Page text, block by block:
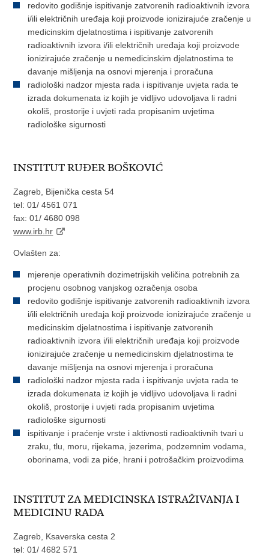
redovito godišnje ispitivanje zatvorenih radioaktivnih izvora
i/ili električnih uređaja koji proizvode ionizirajuće zračenje u
medicinskim djelatnostima i ispitivanje zatvorenih
radioaktivnih izvora i/ili električnih uređaja koji proizvode
ionizirajuće zračenje u nemedicinskim djelatnostima te
davanje mišljenja na osnovi mjerenja i proračuna
radiološki nadzor mjesta rada i ispitivanje uvjeta rada te
izrada dokumenata iz kojih je vidljivo udovoljava li radni
okoliš, prostorije i uvjeti rada propisanim uvjetima
radiološke sigurnosti
INSTITUT RUĐER BOŠKOVIĆ
Zagreb, Bijenička cesta 54
tel: 01/ 4561 071
fax: 01/ 4680 098
www.irb.hr
Ovlašten za:
mjerenje operativnih dozimetrijskih veličina potrebnih za
procjenu osobnog vanjskog ozračenja osoba
redovito godišnje ispitivanje zatvorenih radioaktivnih izvora
i/ili električnih uređaja koji proizvode ionizirajuće zračenje u
medicinskim djelatnostima i ispitivanje zatvorenih
radioaktivnih izvora i/ili električnih uređaja koji proizvode
ionizirajuće zračenje u nemedicinskim djelatnostima te
davanje mišljenja na osnovi mjerenja i proračuna
radiološki nadzor mjesta rada i ispitivanje uvjeta rada te
izrada dokumenata iz kojih je vidljivo udovoljava li radni
okoliš, prostorije i uvjeti rada propisanim uvjetima
radiološke sigurnosti
ispitivanje i praćenje vrste i aktivnosti radioaktivnih tvari u
zraku, tlu, moru, rijekama, jezerima, podzemnim vodama,
oborinama, vodi za piće, hrani i potrošačkim proizvodima
INSTITUT ZA MEDICINSKA ISTRAŽIVANJA I
MEDICINU RADA
Zagreb, Ksaverska cesta 2
tel: 01/ 4682 571